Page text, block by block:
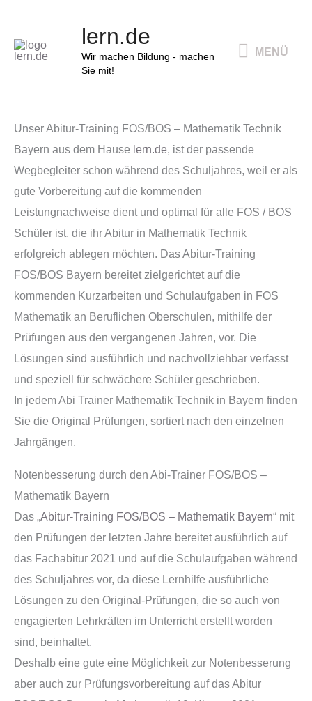
springen
lern.de
Wir machen Bildung - machen
Sie mit!
MENÜ
Unser Abitur-Training FOS/BOS – Mathematik Technik
Bayern aus dem Hause lern.de, ist der passende
Wegbegleiter schon während des Schuljahres, weil er als
gute Vorbereitung auf die kommenden
Leistungnachweise dient und optimal für alle FOS / BOS
Schüler ist, die ihr Abitur in Mathematik Technik
erfolgreich ablegen möchten. Das Abitur-Training
FOS/BOS Bayern bereitet zielgerichtet auf die
kommenden Kurzarbeiten und Schulaufgaben in FOS
Mathematik an Beruflichen Oberschulen, mithilfe der
Prüfungen aus den vergangenen Jahren, vor. Die
Lösungen sind ausführlich und nachvollziehbar verfasst
und speziell für schwächere Schüler geschrieben.
In jedem Abi Trainer Mathematik Technik in Bayern finden
Sie die Original Prüfungen, sortiert nach den einzelnen
Jahrgängen.
Notenbesserung durch den Abi-Trainer FOS/BOS –
Mathematik Bayern
Das „Abitur-Training FOS/BOS – Mathematik Bayern“ mit
den Prüfungen der letzten Jahre bereitet ausführlich auf
das Fachabitur 2021 und auf die Schulaufgaben während
des Schuljahres vor, da diese Lernhilfe ausführliche
Lösungen zu den Original-Prüfungen, die so auch von
engagierten Lehrkräften im Unterricht erstellt worden
sind, beinhaltet.
Deshalb eine gute eine Möglichkeit zur Notenbesserung
aber auch zur Prüfungsvorbereitung auf das Abitur